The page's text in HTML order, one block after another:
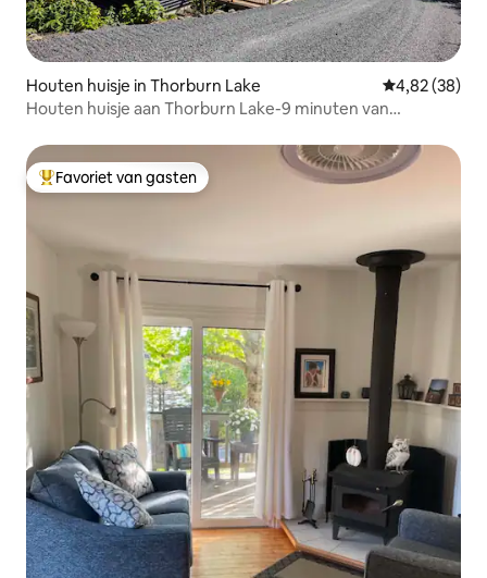
Houten huisje in Thorburn Lake Gemiddelde
4,82 (38)
Houten huisje aan Thorburn Lake-9 minuten van
Topfavoriet van gasten
Favoriet van gasten